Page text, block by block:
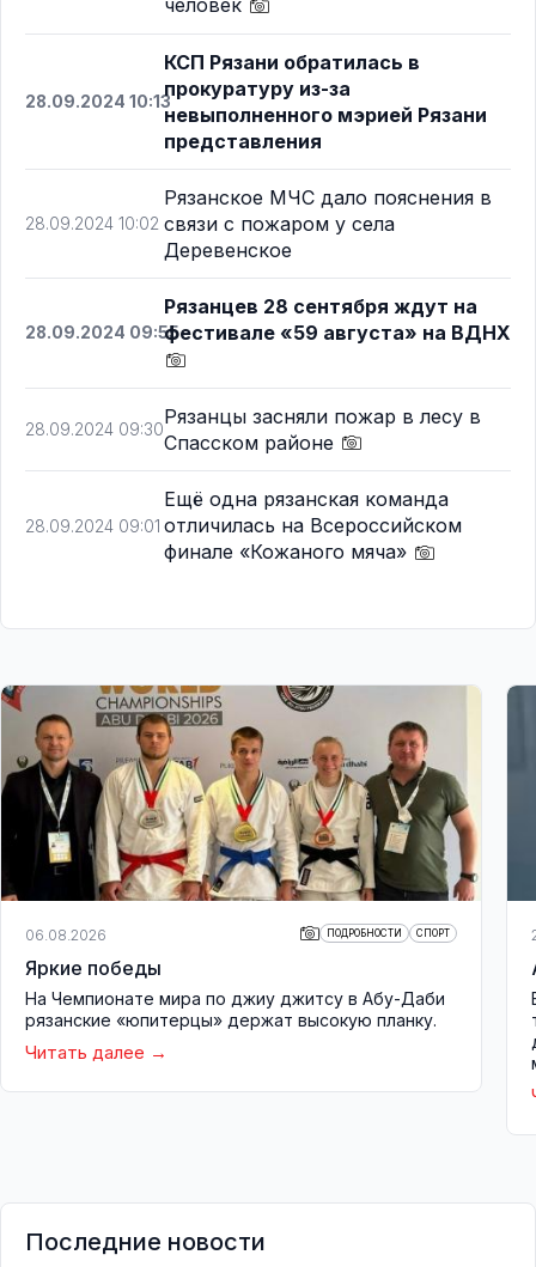
человек
28.09.2024 10:13
КСП Рязани обратилась в
прокуратуру из-за
невыполненного мэрией Рязани
представления
28.09.2024 10:02
Рязанское МЧС дало пояснения в
связи с пожаром у села
Деревенское
28.09.2024 09:55
Рязанцев 28 сентября ждут на
фестивале «59 августа» на ВДНХ
28.09.2024 09:30
Рязанцы засняли пожар в лесу в
Спасском районе
28.09.2024 09:01
Ещё одна рязанская команда
отличилась на Всероссийском
финале «Кожаного мяча»
06.08.2026 ПОДРОБНОСТИ СПОРТ
Яркие победы
На Чемпионате мира по джиу джитсу в Абу-Даби
рязанские «юпитерцы» держат высокую планку.
Читать далее
Последние новости